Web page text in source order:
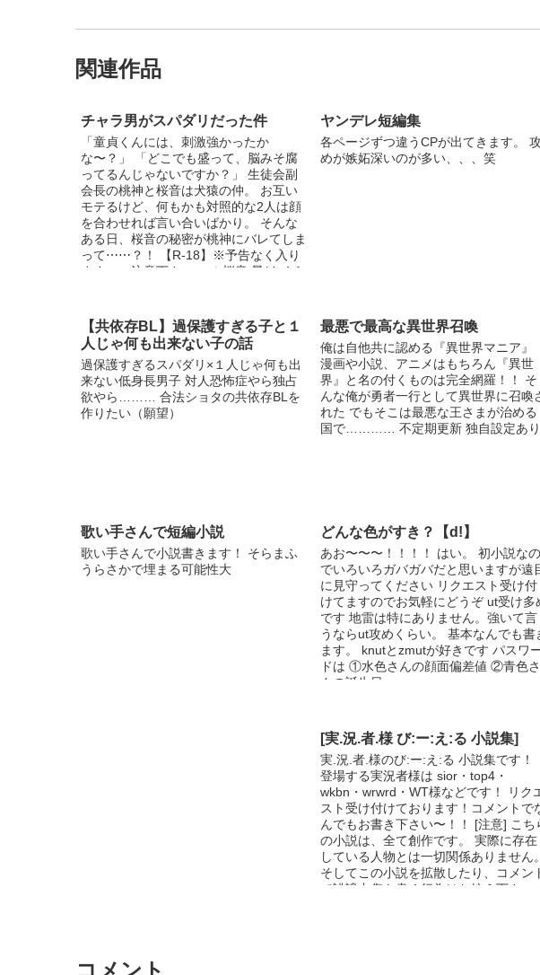
関連作品
チャラ男がスパダリだった件
「童貞くんには、刺激強かったか
な〜？」 「どこでも盛って、脳みそ腐
ってるんじゃないですか？」 生徒会副
会長の桃神と桜音は犬猿の仲。 お互い
モテるけど、何もかも対照的な2人は顔
を合わせれば言い合いばかり。 そんな
ある日、桜音の秘密が桃神にバレてしま
って⋯⋯？！ 【R-18】※予告なく入り
ます、ご注意下さい。 ＊桜音 昴(さくら
ない秘密があって⋯⋯。 ＊桃神 成親(も
もがみ なりちか) 高校2年生。 王子様の
様なビジュアルのチャラ男。 何かと突
っかかってくる桜音が面白い。 表紙
絵・関連イラスト随時募集中です！ よ
ろしければ描いて下さい！ 只今の表紙
は「碧緒」様が描いて下さったものを使
ヤンデレ短編集
各ページずつ違うCPが出てきます。
めが嫉妬深いのが多い、、、笑
【共依存BL】過保護すぎる子と１
人じゃ何も出来ない子の話
過保護すぎるスパダリ×１人じゃ何も出
来ない低身長男子 対人恐怖症やら独占
欲やら……… 合法ショタの共依存BLを
作りたい（願望）
最悪で最高な異世界召喚
俺は自他共に認める『異世界マニア』
漫画や小説、アニメはもちろん『異世
界』と名の付くものは完全網羅！！ そ
んな俺が勇者一行として異世界に召喚
れた でもそこは最悪な王さまが治める
国で………… 不定期更新 独自設定あり
歌い手さんで短編小説
歌い手さんで小説書きます！ そらまふ
うらさかで埋まる可能性大
どんな色がすき？【d!】
あお〜〜〜！！！！ はい。 初小説なの
でいろいろガバガバだと思いますが遠
に見守ってください リクエスト受け付
けてますのでお気軽にどうぞ ut受け多
です 地雷は特にありません。強いて言
うならut攻めくらい。 基本なんでも書
ます。 knutとzmutが好きです パスワ
ドは ①水色さんの顔面偏差値 ②青色さ
んの誕生日
[実.況.者.様 び:ー:え:る 小説集]
実.況.者.様のび:ー:え:る 小説集です！
登場する実況者様は sior・top4・
wkbn・wrwrd・WT様などです！ リク
スト受け付けております！コメントで
んでもお書き下さい〜！！ [注意] こち
の小説は、全て創作です。 実際に存在
している人物とは一切関係ありません。
そしてこの小説を拡散したり、コメン
で誹謗中傷を書く行為はお控え下さい。
コメント